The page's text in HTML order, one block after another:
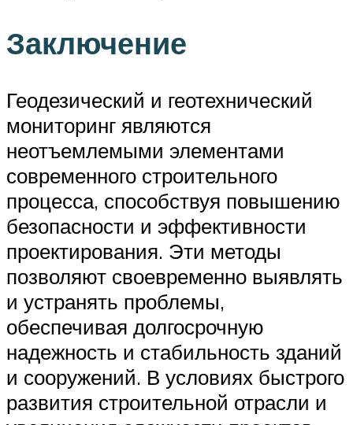
Заключение
Геодезический и геотехнический
мониторинг являются
неотъемлемыми элементами
современного строительного
процесса, способствуя повышению
безопасности и эффективности
проектирования. Эти методы
позволяют своевременно выявлять
и устранять проблемы,
обеспечивая долгосрочную
надежность и стабильность зданий
и сооружений. В условиях быстрого
развития строительной отрасли и